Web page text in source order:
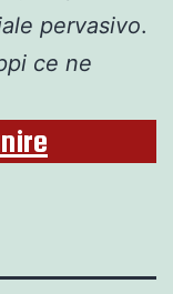
pervasivo.
ce ne